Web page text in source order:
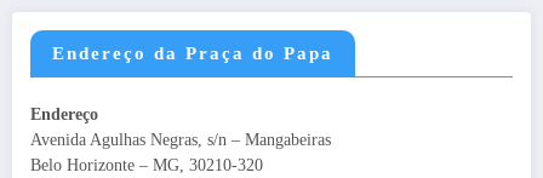
Endereço da Praça do Papa
Endereço
Avenida Agulhas Negras, s/n – Mangabeiras
Belo Horizonte – MG, 30210-320